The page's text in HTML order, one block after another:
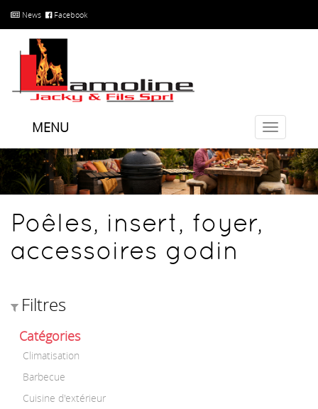
News Facebook
Toggle
MENU
Poêles, insert, foyer,
accessoires godin
Filtres
Catégories
Climatisation
Barbecue
Cuisine d'extérieur